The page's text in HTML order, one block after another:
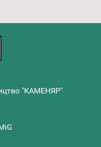
"КАМЕНЯР"